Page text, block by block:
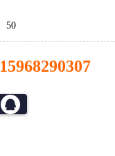
50
15968290307